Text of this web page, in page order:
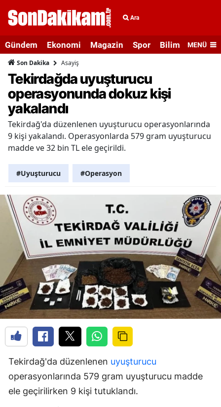
Ara
Gündem Ekonomi Magazin Spor Bilim veMENÜ
Son Dakika Asayiş
Tekirdağda uyuşturucu
operasyonunda dokuz kişi
yakalandı
Tekirdağ'da düzenlenen uyuşturucu operasyonlarında
9 kişi yakalandı. Operasyonlarda 579 gram uyuşturucu
madde ve 32 bin TL ele geçirildi.
#Uyuşturucu #Operasyon
Tekirdağ'da düzenlenen uyuşturucu
operasyonlarında 579 gram uyuşturucu madde
ele geçirilirken 9 kişi tutuklandı.